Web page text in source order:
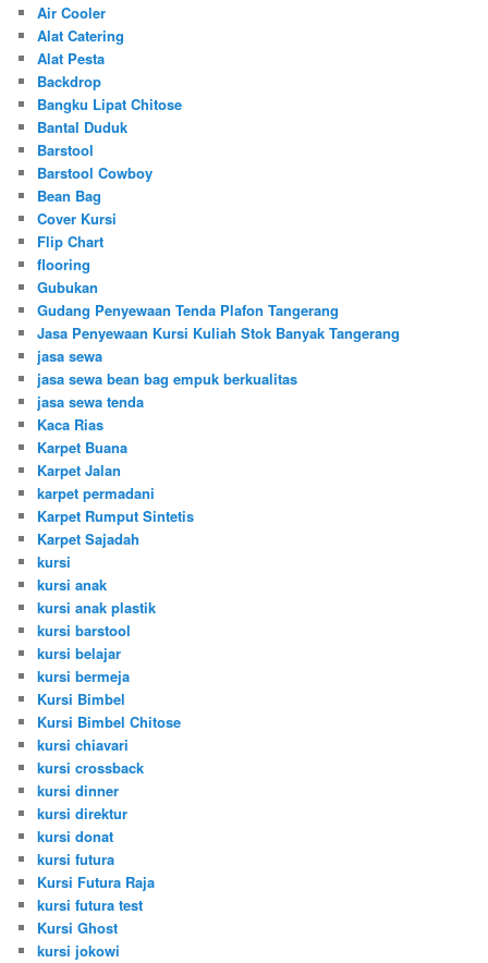
Air Cooler
Alat Catering
Alat Pesta
Backdrop
Bangku Lipat Chitose
Bantal Duduk
Barstool
Barstool Cowboy
Bean Bag
Cover Kursi
Flip Chart
flooring
Gubukan
Gudang Penyewaan Tenda Plafon Tangerang
Jasa Penyewaan Kursi Kuliah Stok Banyak Tangerang
jasa sewa
jasa sewa bean bag empuk berkualitas
jasa sewa tenda
Kaca Rias
Karpet Buana
Karpet Jalan
karpet permadani
Karpet Rumput Sintetis
Karpet Sajadah
kursi
kursi anak
kursi anak plastik
kursi barstool
kursi belajar
kursi bermeja
Kursi Bimbel
Kursi Bimbel Chitose
kursi chiavari
kursi crossback
kursi dinner
kursi direktur
kursi donat
kursi futura
Kursi Futura Raja
kursi futura test
Kursi Ghost
kursi jokowi